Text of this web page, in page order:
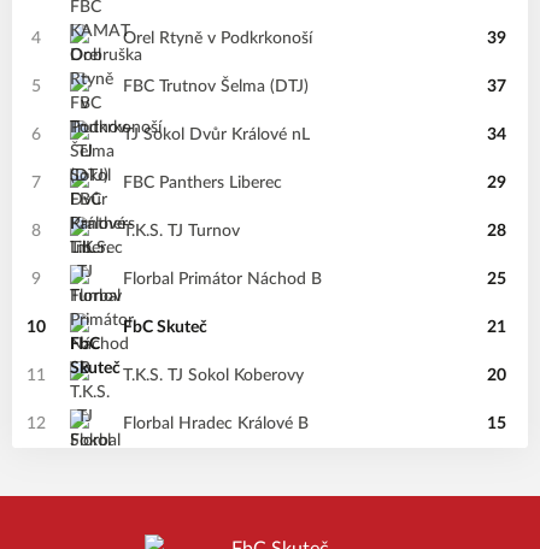
4 Orel Rtyně v Podkrkonoší 39
5 FBC Trutnov Šelma (DTJ) 37
6 TJ Sokol Dvůr Králové nL 34
7 FBC Panthers Liberec 29
8 T.K.S. TJ Turnov 28
9 Florbal Primátor Náchod B 25
10 FbC Skuteč 21
11 T.K.S. TJ Sokol Koberovy 20
12 Florbal Hradec Králové B 15